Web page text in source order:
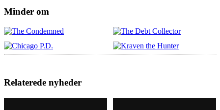
Minder om
Relaterede nyheder